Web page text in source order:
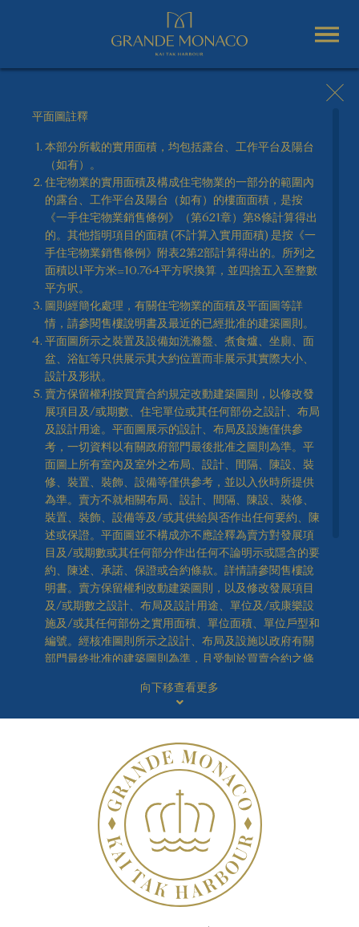
單位平面圖
GRANDE MONACO 一絲不苟，別具匠心，為住客精心
打造每個單位。
1房(開放式廚房)
2房(開放式廚房)
2房
3房
3房1套及工作間連洗手間及儲物房
4房1套及工作間連洗手間
天際特大平台單位
第1B座18樓A單位
3房
實用面積: 573 平方呎
Legend 圖例
平面圖註釋
本部分所載的實用面積，均包括露台、工作平台及陽台
（如有）。
住宅物業的實用面積及構成住宅物業的一部分的範圍內
的露台、工作平台及陽台（如有）的樓面面積，是按
《一手住宅物業銷售條例》（第621章）第8條計算得出
的。其他指明項目的面積 (不計算入實用面積) 是按《一
手住宅物業銷售條例》附表2第2部計算得出的。所列之
面積以1平方米=10.764平方呎換算，並四捨五入至整數
平方呎。
圖則經簡化處理，有關住宅物業的面積及平面圖等詳
情，請參閱售樓說明書及最近的已經批准的建築圖則。
平面圖所示之裝置及設備如洗滌盤、煮食爐、坐廁、面
盆、浴缸等只供展示其大約位置而非展示其實際大小、
設計及形狀。
賣方保留權利按買賣合約規定改動建築圖則，以修改發
展項目及/或期數、住宅單位或其任何部份之設計、布局
及設計用途。平面圖展示的設計、布局及設施僅供參
考，一切資料以有關政府部門最後批准之圖則為準。平
面圖上所有室內及室外之布局、設計、間隔、陳設、裝
修、裝置、裝飾、設備等僅供參考，並以入伙時所提供
為準。賣方不就相關布局、設計、間隔、陳設、裝修、
裝置、裝飾、設備等及/或其供給與否作出任何要約、陳
述或保證。平面圖並不構成亦不應詮釋為賣方對發展項
目及/或期數或其任何部分作出任何不論明示或隱含的要
約、陳述、承諾、保證或合約條款。詳情請參閱售樓說
明書。賣方保留權利改動建築圖則，以及修改發展項目
及/或期數之設計、布局及設計用途、單位及/或康樂設
施及/或其任何部份之實用面積、單位面積、單位戶型和
編號。經核准圖則所示之設計、布局及設施以政府有關
部門最終批准的建築圖則為準，且受制於買賣合約之條
「天際特大平台單位」、「天際特色單位」及「花園複
天台/平台/梯屋/花園是屬於《一手住宅物業銷售條例》
附表 2 第 1 部的指明項目。該等其他指明項目的面積 (不
計算入實用面積) 是按《一手住宅物業銷售條例》附表2
第2部計算得出的。
向下移查看更多